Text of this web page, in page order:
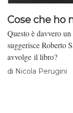
Cose che ho
Questo è davvero
suggerisce Roberto
avvolge il libro?
di Nicola Perugini